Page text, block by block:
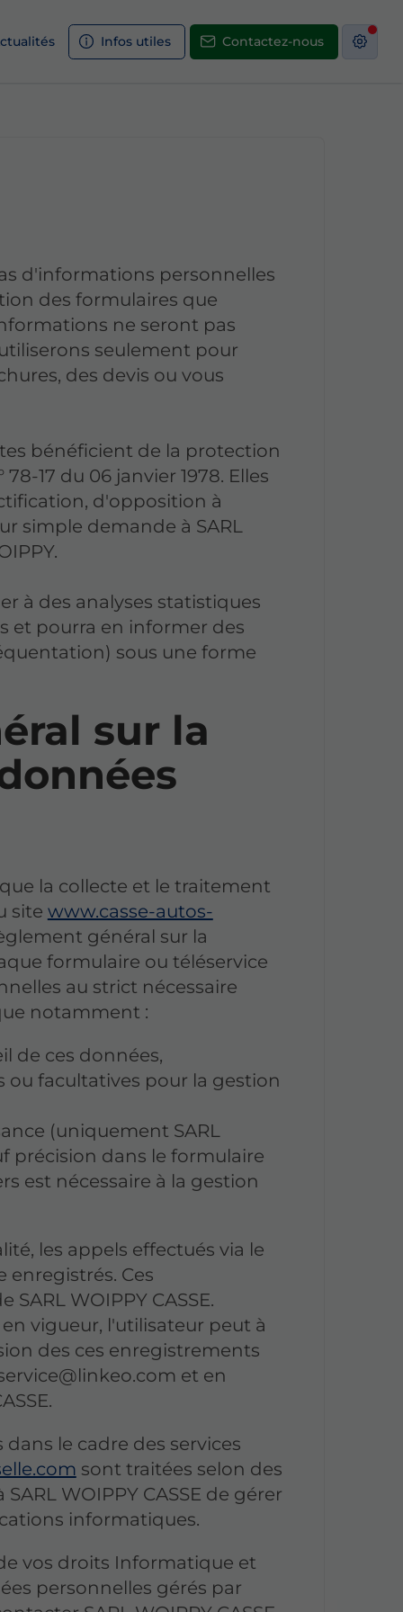
Infos utiles Contactez-nous
d'informations personnelles
des formulaires que
ne seront pas
seulement pour
des devis ou vous
bénéficient de la protection
17 du 06 janvier 1978. Elles
d'opposition à
simple demande à SARL
à des analyses statistiques
et pourra en informer des
sous une forme
sur la
que la collecte et le traitement
site www.casse-autos-
général sur la
formulaire ou téléservice
au strict nécessaire
notamment :
de ces données,
ou facultatives pour la gestion
(uniquement SARL
précision dans le formulaire
est nécessaire à la gestion
les appels effectués via le
enregistrés. Ces
WOIPPY CASSE.
vigueur, l'utilisateur peut à
des ces enregistrements
et en
le cadre des services
sont traitées selon des
WOIPPY CASSE de gérer
informatiques.
vos droits Informatique et
personnelles gérés par